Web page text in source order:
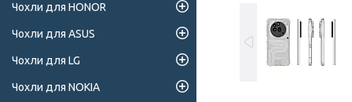
Чохли для HONOR
Чохли для ASUS
Чохли для LG
Чохли для NOKIA